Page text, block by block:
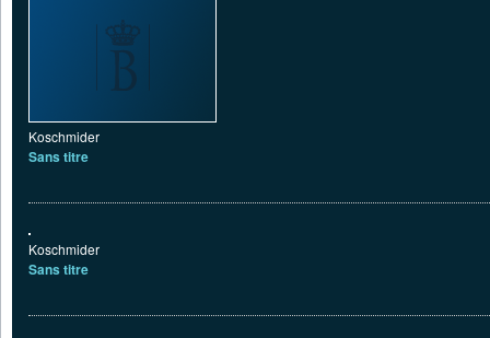
Koschmider
Sans titre
Koschmider
Sans titre